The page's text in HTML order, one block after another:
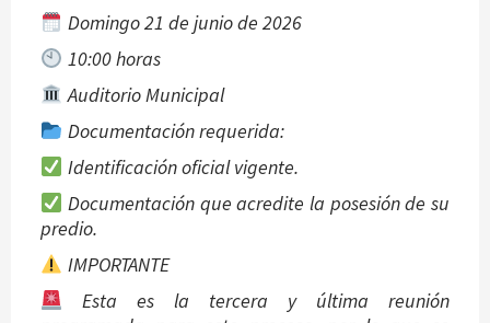
Domingo 21 de junio de 2026
10:00 horas
Auditorio Municipal
Documentación requerida:
Identificación oficial vigente.
Documentación que acredite la posesión de su
predio.
IMPORTANTE
Esta es la tercera y última reunión